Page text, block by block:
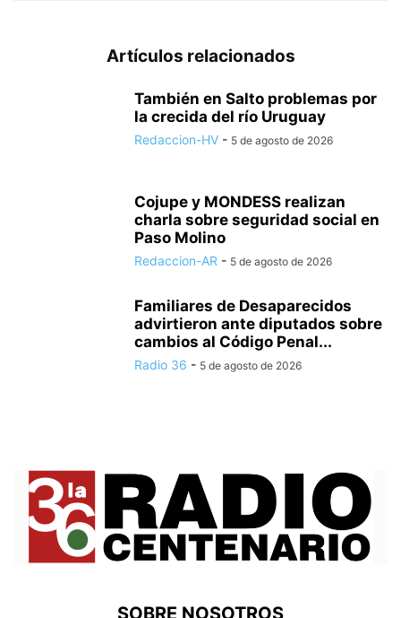
Artículos relacionados
También en Salto problemas por
la crecida del río Uruguay
Redaccion-HV - 5 de agosto de 2026
Cojupe y MONDESS realizan
charla sobre seguridad social en
Paso Molino
Redaccion-AR - 5 de agosto de 2026
Familiares de Desaparecidos
advirtieron ante diputados sobre
cambios al Código Penal...
Radio 36 - 5 de agosto de 2026
SOBRE NOSOTROS